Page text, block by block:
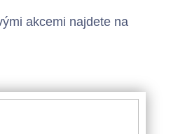
akcemi najdete na